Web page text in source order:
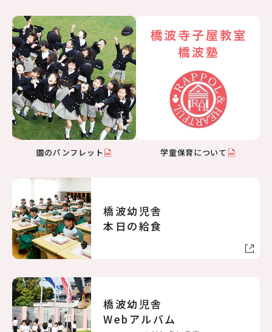
入園案内 保護者専用
トピックス 本日の給食
病児保育のご案内 交通アクセス
採用情報
個人情報保護方針
06-6998-5321
受付時間 7:00～20:00（平日）7:00～19:00（土曜）
園のパンフレット 学童保育について
橋波幼児舎
本日の給食
橋波幼児舎
Webアルバム